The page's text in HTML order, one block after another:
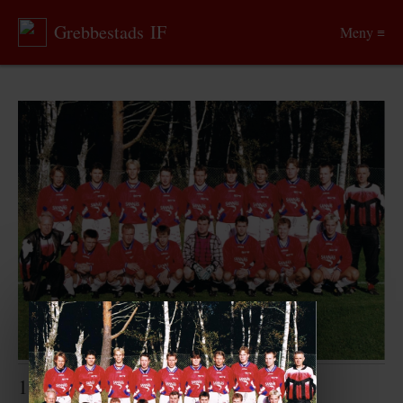
1995
Grebbestads IF Meny ≡